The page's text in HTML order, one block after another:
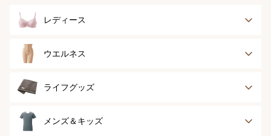
レディース
ブラジャー
ボディースーツ
ランジェリー
ウエルネス
健康サポート
スポーツ
ライフグッズ
アウター
メンズ＆キッズ